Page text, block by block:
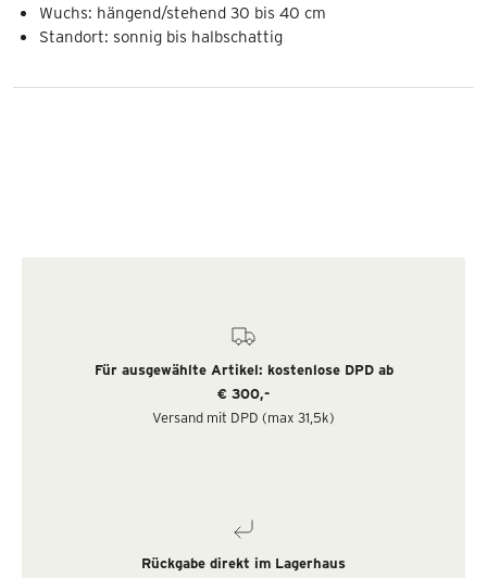
Wuchs: hängend/stehend 30 bis 40 cm
Standort: sonnig bis halbschattig
Für ausgewählte Artikel: kostenlose DPD ab
€ 300,-
Versand mit DPD (max 31,5k)
Rückgabe direkt im Lagerhaus